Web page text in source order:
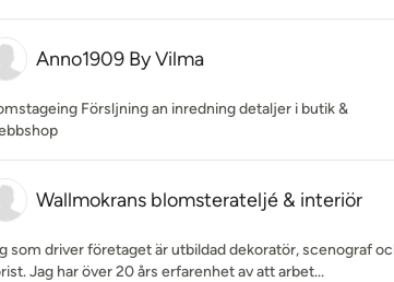
Anno1909 By Vilma
Försljning an inredning detaljer i butik &
Wallmokrans blomsterateljé & interiör
som driver företaget är utbildad dekoratör, scenograf
Jag har över 20 års erfarenhet av att arbet...